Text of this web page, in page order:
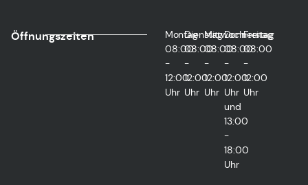
Öffnungszeiten
Montag
08:00
-
12:00
Uhr
Dienstag
08:00
-
12:00
Uhr
Mittwoch
08:00
-
12:00
Uhr
Donnerstag
08:00
-
12:00
Uhr
und
13:00
-
18:00
Uhr
Freitag
08:00
-
12:00
Uhr